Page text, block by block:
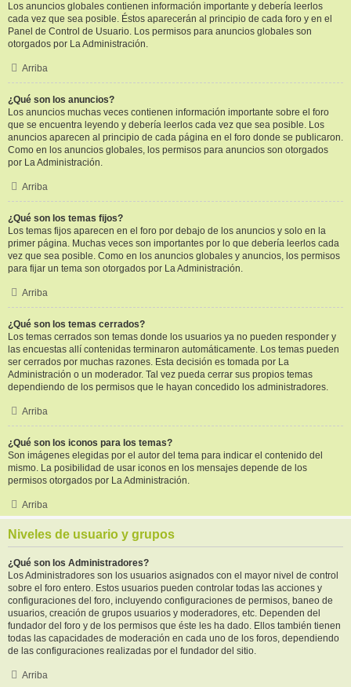
Los anuncios globales contienen información importante y debería leerlos
cada vez que sea posible. Éstos aparecerán al principio de cada foro y en el
Panel de Control de Usuario. Los permisos para anuncios globales son
otorgados por La Administración.
Arriba
¿Qué son los anuncios?
Los anuncios muchas veces contienen información importante sobre el foro
que se encuentra leyendo y debería leerlos cada vez que sea posible. Los
anuncios aparecen al principio de cada página en el foro donde se publicaron.
Como en los anuncios globales, los permisos para anuncios son otorgados
por La Administración.
Arriba
¿Qué son los temas fijos?
Los temas fijos aparecen en el foro por debajo de los anuncios y solo en la
primer página. Muchas veces son importantes por lo que debería leerlos cada
vez que sea posible. Como en los anuncios globales y anuncios, los permisos
para fijar un tema son otorgados por La Administración.
Arriba
¿Qué son los temas cerrados?
Los temas cerrados son temas donde los usuarios ya no pueden responder y
las encuestas allí contenidas terminaron automáticamente. Los temas pueden
ser cerrados por muchas razones. Esta decisión es tomada por La
Administración o un moderador. Tal vez pueda cerrar sus propios temas
dependiendo de los permisos que le hayan concedido los administradores.
Arriba
¿Qué son los iconos para los temas?
Son imágenes elegidas por el autor del tema para indicar el contenido del
mismo. La posibilidad de usar iconos en los mensajes depende de los
permisos otorgados por La Administración.
Arriba
Niveles de usuario y grupos
¿Qué son los Administradores?
Los Administradores son los usuarios asignados con el mayor nivel de control
sobre el foro entero. Estos usuarios pueden controlar todas las acciones y
configuraciones del foro, incluyendo configuraciones de permisos, baneo de
usuarios, creación de grupos usuarios y moderadores, etc. Dependen del
fundador del foro y de los permisos que éste les ha dado. Ellos también tienen
todas las capacidades de moderación en cada uno de los foros, dependiendo
de las configuraciones realizadas por el fundador del sitio.
Arriba